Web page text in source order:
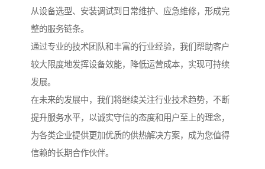
从设备选型、安装调试到日常维护、应急维修，形成完
整的服务链条。
通过专业的技术团队和丰富的行业经验，我们帮助客户
较大限度地发挥设备效能，降低运营成本，实现可持续
发展。
在未来的发展中，我们将继续关注行业技术趋势，不断
提升服务水平，以诚实守信的态度和用户至上的理念，
为各类企业提供更加优质的供热解决方案，成为您值得
信赖的长期合作伙伴。